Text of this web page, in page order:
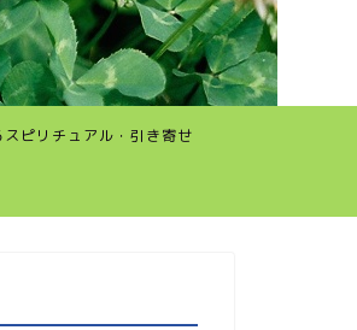
スピリチュアル・引き寄せ